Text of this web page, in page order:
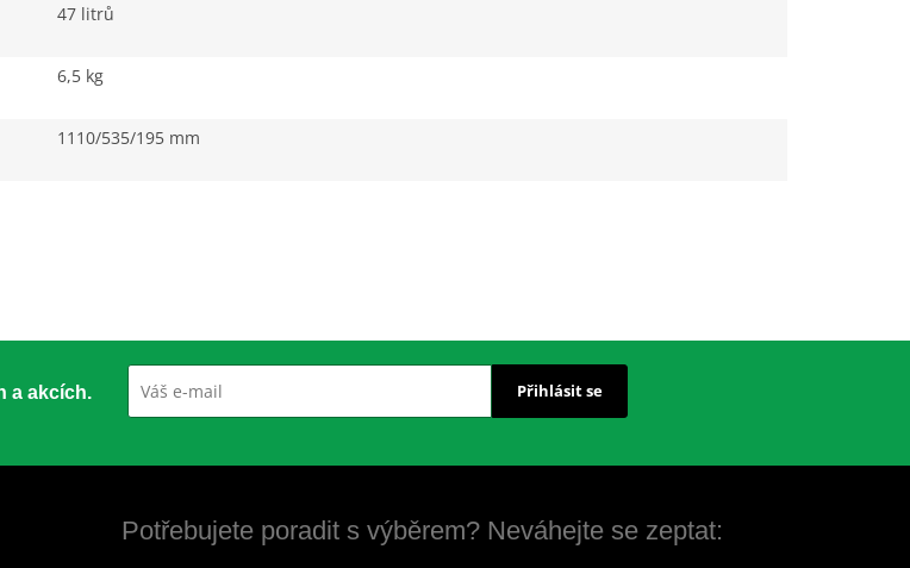
47 litrů
6,5 kg
1110/535/195 mm
a akcích. Přihlásit se
Potřebujete poradit s výběrem? Neváhejte se zeptat: